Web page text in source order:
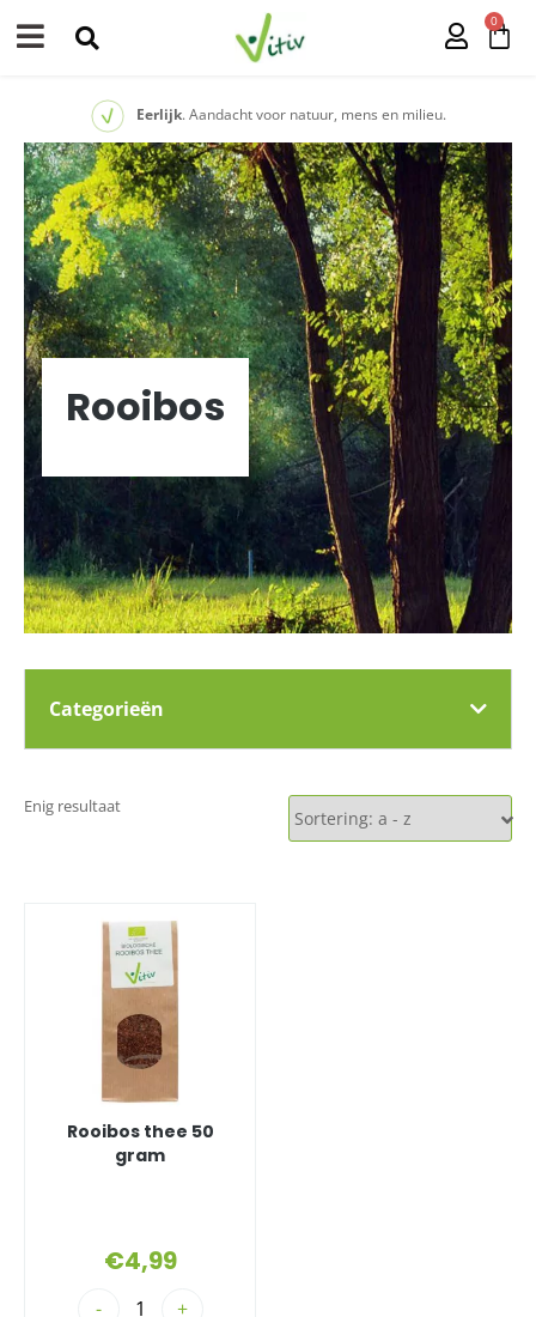
0
Eerlijk. Aandacht voor natuur, mens en milieu.
Rooibos
Categorieën
Enig resultaat
Rooibos thee 50
gram
€4,99
- +